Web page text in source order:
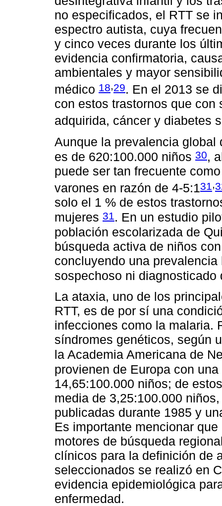
no especificados, el RTT se
espectro autista, cuya
y cinco veces durante los
evidencia confirmatoria,
ambientales y mayor
médico 18,29. En el 2013 se
con estos trastornos que
adquirida, cáncer y diabetes
Aunque la prevalencia
es de 620:100.000 niños 30,
puede ser tan frecuente
varones en razón de 4-5:131,
solo el 1 % de estos
mujeres 31 . En un estudio
población escolarizada de
búsqueda activa de niños
concluyendo una
sospechoso ni
La ataxia, uno de los
RTT, es de por sí una
infecciones como la malaria.
síndromes genéticos, según
la Academia Americana de
provienen de Europa con
14,65:100.000 niños; de
media de 3,25:100.000
publicadas durante 1985 y
Es importante mencionar
motores de búsqueda
clínicos para la definición de
seleccionados se realizó en
evidencia epidemiológica
enfermedad.